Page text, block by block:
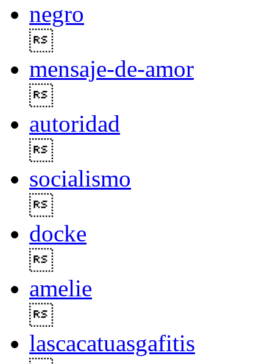
negro
mensaje-de-amor
autoridad
socialismo
docke
amelie
lascacatuasgafitis